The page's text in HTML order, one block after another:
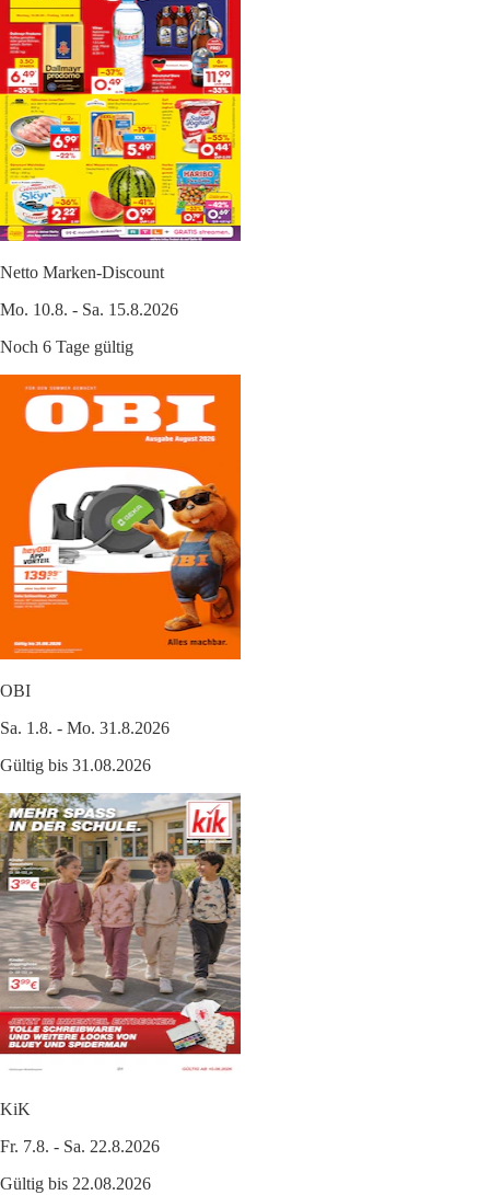
Netto Marken-Discount
Mo. 10.8. - Sa. 15.8.2026
Noch 6 Tage gültig
OBI
Sa. 1.8. - Mo. 31.8.2026
Gültig bis 31.08.2026
KiK
Fr. 7.8. - Sa. 22.8.2026
Gültig bis 22.08.2026